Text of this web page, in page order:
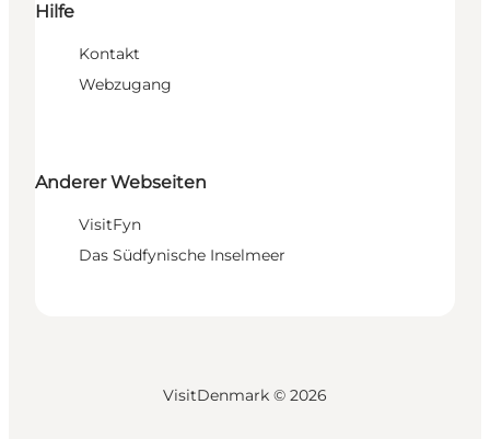
Hilfe
Kontakt
Webzugang
Anderer Webseiten
VisitFyn
Das Südfynische Inselmeer
VisitDenmark © 2026